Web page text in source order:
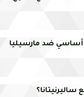
أساسي ضد مارسيليا